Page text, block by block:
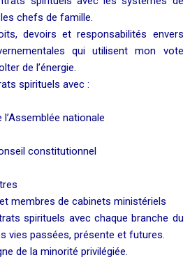
chefs de famille.
devoirs et responsabilités envers
qui utilisent mon vote
de l’énergie.
spirituels avec :
nationale
constitutionnel
de cabinets ministériels
spirituels avec chaque branche du
vies passées, présente et futures.
de la minorité privilégiée.